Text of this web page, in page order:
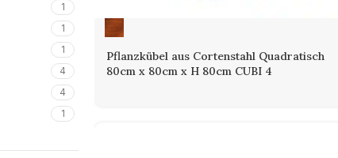
Pflanzkübel aus Cortenstahl Quadratisch
80cm x 80cm x H 80cm CUBI 4
1
1
1
4
4
1